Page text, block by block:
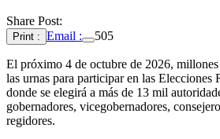
Share Post:
Print : Email : 505
El próximo 4 de octubre de 2026, millones
las urnas para participar en las Elecciones
donde se elegirá a más de 13 mil
gobernadores, vicegobernadores,
regidores.